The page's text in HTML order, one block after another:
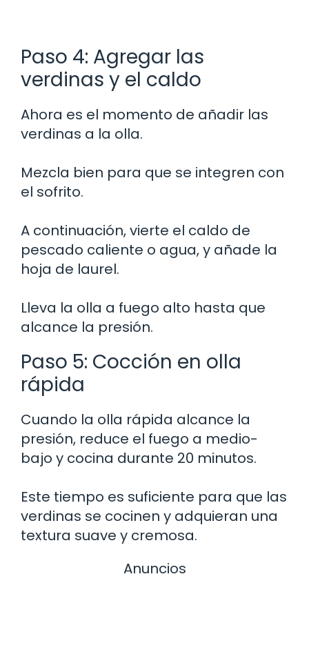
Paso 4: Agregar las
verdinas y el caldo
Ahora es el momento de añadir las
verdinas a la olla.
Mezcla bien para que se integren con
el sofrito.
A continuación, vierte el caldo de
pescado caliente o agua, y añade la
hoja de laurel.
Lleva la olla a fuego alto hasta que
alcance la presión.
Paso 5: Cocción en olla
rápida
Cuando la olla rápida alcance la
presión, reduce el fuego a medio-
bajo y cocina durante 20 minutos.
Este tiempo es suficiente para que las
verdinas se cocinen y adquieran una
textura suave y cremosa.
Anuncios